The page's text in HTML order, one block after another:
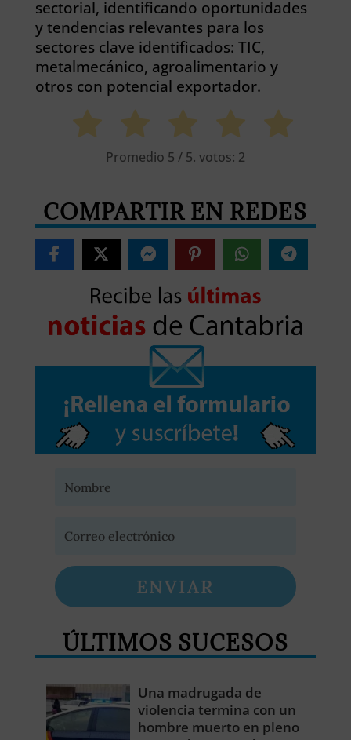
sectorial, identificando oportunidades
y tendencias relevantes para los
sectores clave identificados: TIC,
metalmecánico, agroalimentario y
otros con potencial exportador.
Promedio 5 / 5. votos: 2
COMPARTIR EN REDES
ENVIAR
ÚLTIMOS SUCESOS
Una madrugada de
violencia termina con un
hombre muerto en pleno